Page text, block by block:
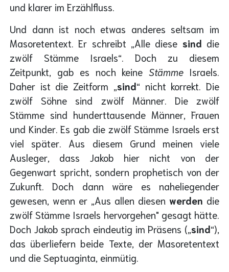
und klarer im Erzählfluss.
Und dann ist noch etwas anderes seltsam im
Masoretentext. Er schreibt „Alle diese sind die
zwölf Stämme Israels“. Doch zu diesem
Zeitpunkt, gab es noch keine StämmeIsraels.
Daher ist die Zeitform „ sind“ nicht korrekt. Die
zwölf Söhne sind zwölf Männer. Die zwölf
Stämme sind hunderttausende Männer, Frauen
und Kinder. Es gab die zwölf Stämme Israels erst
viel später. Aus diesem Grund meinen viele
Ausleger, dass Jakob hier nicht von der
Gegenwart spricht, sondern prophetisch von der
Zukunft. Doch dann wäre es naheliegender
gewesen, wenn er „Aus allen diesen werden die
zwölf Stämme Israels hervorgehen" gesagt hätte.
Doch Jakob sprach eindeutig im Präsens („ sind“),
das überliefern beide Texte, der Masoretentext
und die Septuaginta, einmütig.